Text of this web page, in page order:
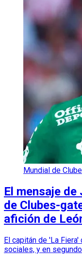
Mundial de
El mensaje de
de Clubes-
afición de
El capitán de 'La
sociales, y en